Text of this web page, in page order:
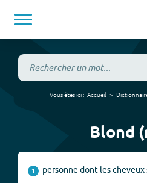
Vous êtes ici : Accueil
Blond
1 personne dont les cheveux